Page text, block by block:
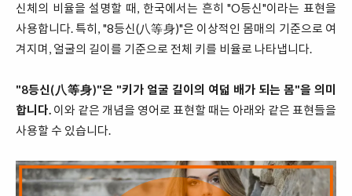
신체의 비율을 설명할 때, 한국에서는 흔히 "O등신"이라는 표현을
사용합니다. 특히, "8등신(八等身)"은 이상적인 몸매의 기준으로 여
겨지며, 얼굴의 길이를 기준으로 전체 키를 비율로 나타냅니다.
"8등신(八等身)"은 "키가 얼굴 길이의 여덟 배가 되는 몸"을 의미
합니다. 이와 같은 개념을 영어로 표현할 때는 아래와 같은 표현들을
사용할 수 있습니다.